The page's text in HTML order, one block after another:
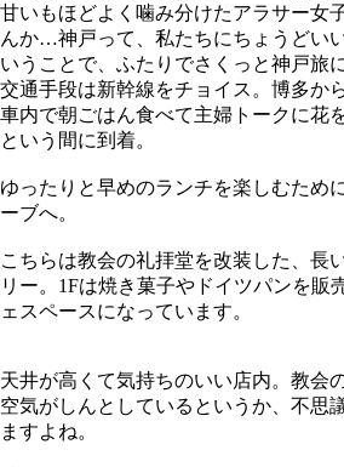
甘いもほどよく噛み分けたアラサー女
んか…神戸って、私たちにちょうどい
いうことで、ふたりでさくっと神戸旅
交通手段は新幹線をチョイス。博多か
車内で朝ごはん食べて主婦トークに花
という間に到着。
ゆったりと早めのランチを楽しむため
ーブへ。
こちらは教会の礼拝堂を改装した、長
リー。1Fは焼き菓子やドイツパンを販
ェスペースになっています。
天井が高くて気持ちのいい店内。教会
空気がしんとしているというか、不思
ますよね。